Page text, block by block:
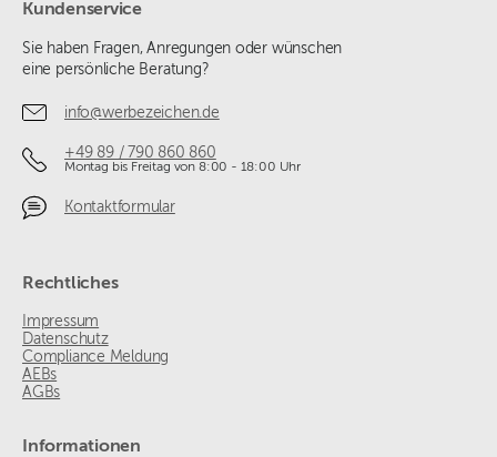
Kundenservice
Sie haben Fragen, Anregungen oder wünschen
eine persönliche Beratung?
info@werbezeichen.de
+49 89 / 790 860 860
Montag bis Freitag von 8:00 - 18:00 Uhr
Kontaktformular
Rechtliches
Impressum
Datenschutz
Compliance Meldung
AEBs
AGBs
Informationen